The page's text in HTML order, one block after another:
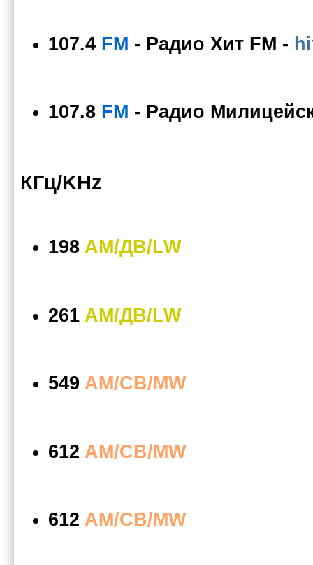
107.4 FM - Радио Хит FM -
107.8 FM - Радио
КГц/KHz
198 AM/ДВ/LW
261 AM/ДВ/LW
549 AM/СВ/MW
612 AM/СВ/MW
612 AM/СВ/MW